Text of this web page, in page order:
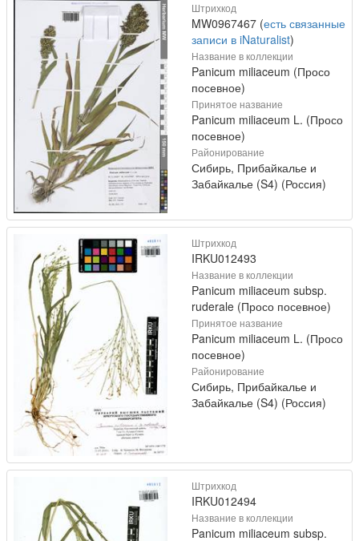
Штрихкод
MW0967467 (есть связанные
записи в iNaturalist)
Название в коллекции
Panicum miliaceum (Просо
посевное)
Принятое название
Panicum miliaceum L. (Просо
посевное)
Районирование
Сибирь, Прибайкалье и
Забайкалье (S4) (Россия)
Штрихкод
IRKU012493
Название в коллекции
Panicum miliaceum subsp.
ruderale (Просо посевное)
Принятое название
Panicum miliaceum L. (Просо
посевное)
Районирование
Сибирь, Прибайкалье и
Забайкалье (S4) (Россия)
Штрихкод
IRKU012494
Название в коллекции
Panicum miliaceum subsp.